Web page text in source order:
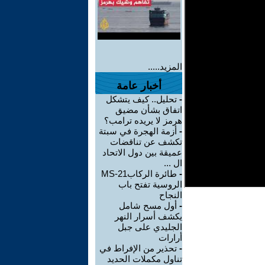
المزيد.....
أخبار عامة
- تحليل.. كيف يتشكل
اتفاق بشأن مضيق
هرمز لا يريده ترامب؟
- أزمة الهجرة في سبتة
تكشف عن تناقضات
عميقة بين دول الاتحاد
ال ...
-
طائرة الركابMS-21
الروسية تفتح باب
النجاح
- أول مسح شامل
يكشف أسرار النهر
الجليدي على جبل
أرارات
- تحذير من الإفراط في
تناول مكملات الحديد